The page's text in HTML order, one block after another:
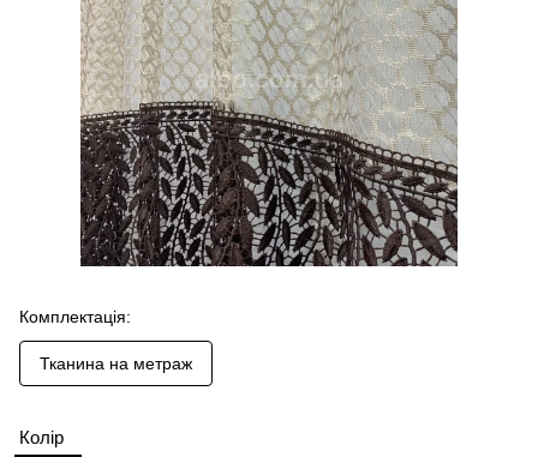
Комплектація:
Тканина на метраж
Колір